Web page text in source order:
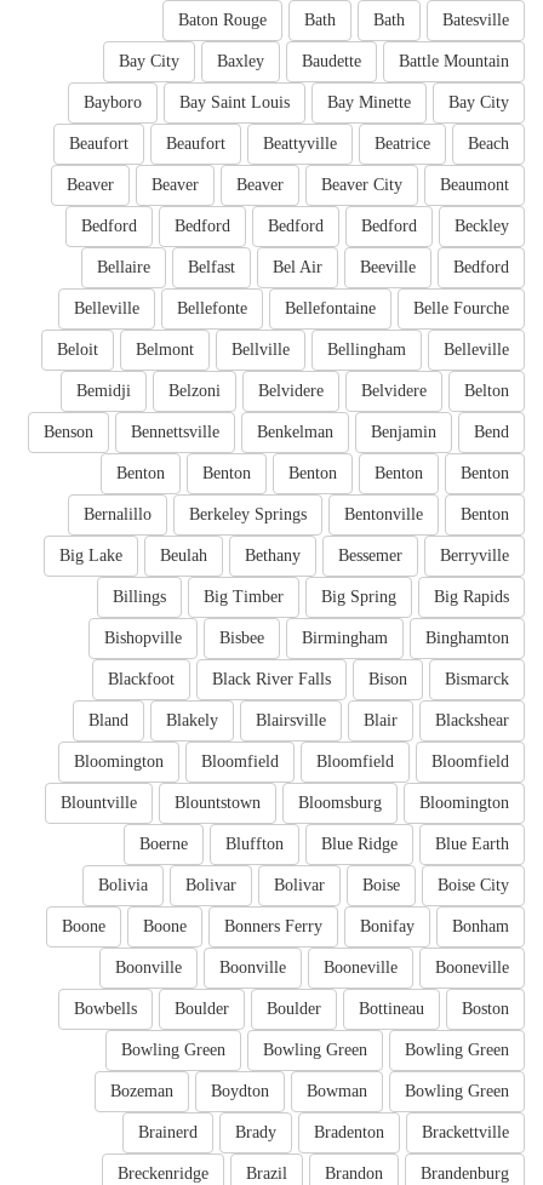
Batesville
Bath
Bath
Baton Rouge
Battle Mountain
Baudette
Baxley
Bay City
Bay City
Bay Minette
Bay Saint Louis
Bayboro
Beach
Beatrice
Beattyville
Beaufort
Beaufort
Beaumont
Beaver City
Beaver
Beaver
Beaver
Beckley
Bedford
Bedford
Bedford
Bedford
Bedford
Beeville
Bel Air
Belfast
Bellaire
Belle Fourche
Bellefontaine
Bellefonte
Belleville
Belleville
Bellingham
Bellville
Belmont
Beloit
Belton
Belvidere
Belvidere
Belzoni
Bemidji
Bend
Benjamin
Benkelman
Bennettsville
Benson
Benton
Benton
Benton
Benton
Benton
Benton
Bentonville
Berkeley Springs
Bernalillo
Berryville
Bessemer
Bethany
Beulah
Big Lake
Big Rapids
Big Spring
Big Timber
Billings
Binghamton
Birmingham
Bisbee
Bishopville
Bismarck
Bison
Black River Falls
Blackfoot
Blackshear
Blair
Blairsville
Blakely
Bland
Bloomfield
Bloomfield
Bloomfield
Bloomington
Bloomington
Bloomsburg
Blountstown
Blountville
Blue Earth
Blue Ridge
Bluffton
Boerne
Boise City
Boise
Bolivar
Bolivar
Bolivia
Bonham
Bonifay
Bonners Ferry
Boone
Boone
Booneville
Booneville
Boonville
Boonville
Boston
Bottineau
Boulder
Boulder
Bowbells
Bowling Green
Bowling Green
Bowling Green
Bowling Green
Bowman
Boydton
Bozeman
Brackettville
Bradenton
Brady
Brainerd
Brandenburg
Brandon
Brazil
Breckenridge